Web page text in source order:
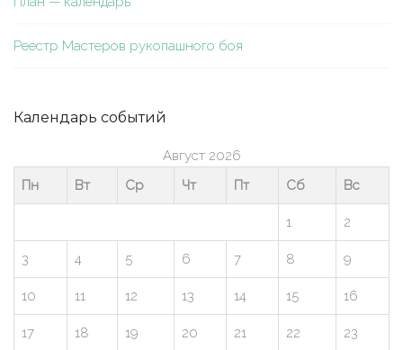
Реестр Мастеров рукопашного боя
Календарь событий
Август 2026
Пн
Вт Ср Чт Пт Сб Вс
1 2
3 4 5 6 7 8 9
10 11 12 13 14 15 16
17 18 19 20 21 22 23